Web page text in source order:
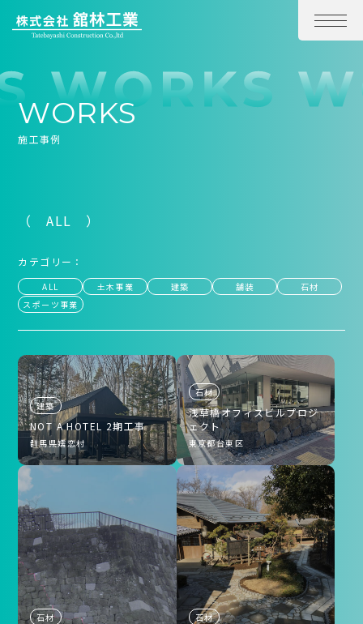
WORKS
施工事例
（ ALL ）
カテゴリー：
ALL 土木事業 建築 舗装
石材
スポーツ事業
建築
NOT A HOTEL 2期工事
群馬県嬬恋村
石材
浅草橋オフィスビルプロジ
ェクト
東京都台東区
石材 石材